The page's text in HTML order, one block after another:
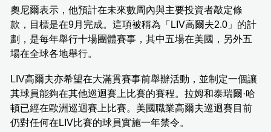
奧尼爾表示，他預計在未來數周內與主要投資者敲定條
款，目標是在9月完成。這項被稱為「LIV高爾夫2.0」的計
劃，是每年舉行十場團體賽事，其中五場在美國，另外五
場在全球各地舉行。
LIV高爾夫亦希望在大滿貫賽事前舉辦活動，並制定一個讓
其球員能夠在其他巡迴賽上比賽的賽程。拉姆和泰瑞爾·哈
頓已經在歐洲巡迴賽上比賽。美國職業高爾夫巡迴賽目前
仍對任何在LIV比賽的球員實施一年禁令。